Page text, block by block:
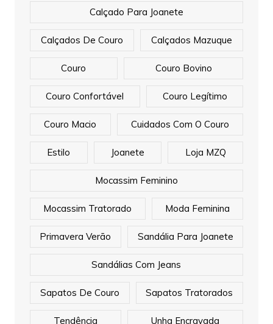
Calçado Para Joanete
Calçados De Couro Calçados Mazuque
Couro Couro Bovino
Couro Confortável Couro Legítimo
Couro Macio Cuidados Com O Couro
Estilo Joanete Loja MZQ
Mocassim Feminino
Mocassim Tratorado Moda Feminina
Primavera Verão Sandália Para Joanete
Sandálias Com Jeans
Sapatos De Couro Sapatos Tratorados
Tendência Unha Encravada